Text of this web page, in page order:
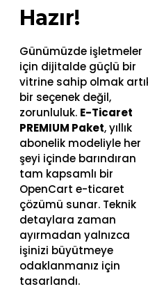
Hazır!
Günümüzde işletmeler
için dijitalde güçlü bir
vitrine sahip olmak
bir seçenek değil,
zorunluluk. E-Ticaret
PREMIUM Paket, yıllık
abonelik modeliyle her
şeyi içinde barındıran
tam kapsamlı bir
OpenCart e-ticaret
çözümü sunar. Teknik
detaylara zaman
ayırmadan yalnızca
işinizi büyütmeye
odaklanmanız için
tasarlandı.